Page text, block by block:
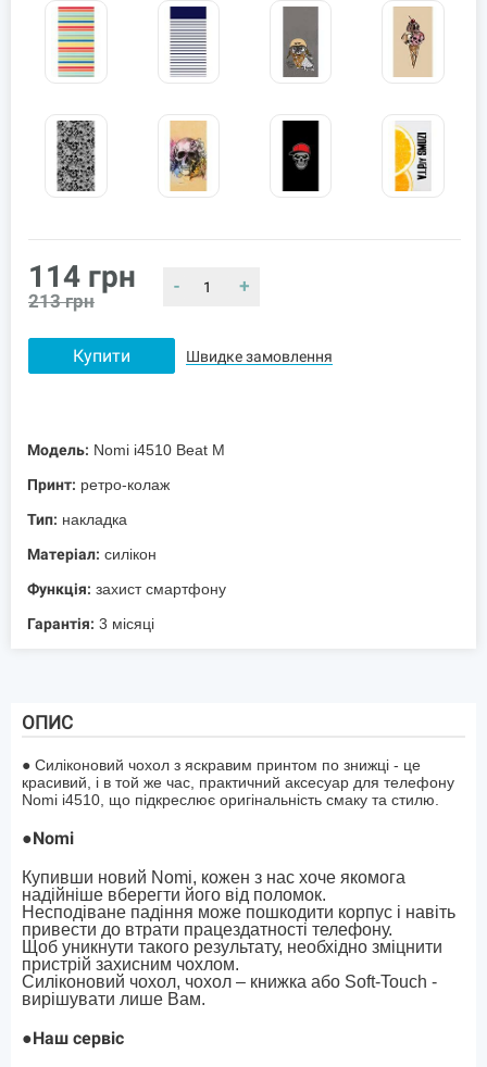
114 грн
213 грн
- +
Купити Швидке замовлення
Модель: Nomi i4510 Beat M
Принт: ретро-колаж
Тип: накладка
Матеріал: силікон
Функція: захист смартфону
Гарантія: 3 місяці
ОПИС
● Силіконовий чохол з яскравим принтом по знижці - це
красивий, і в той же час, практичний аксесуар для телефону
Nomi i4510, що підкреслює оригінальність смаку та стилю.
●Nomi
Купивши новий Nomi, кожен з нас хоче якомога
надійніше вберегти його від поломок.
Несподіване падіння може пошкодити корпус і навіть
привести до втрати працездатності телефону.
Щоб уникнути такого результату, необхідно зміцнити
пристрій захисним чохлом.
Силіконовий чохол, чохол – книжка або Soft-Touch -
вирішувати лише Вам.
●Наш сервіс